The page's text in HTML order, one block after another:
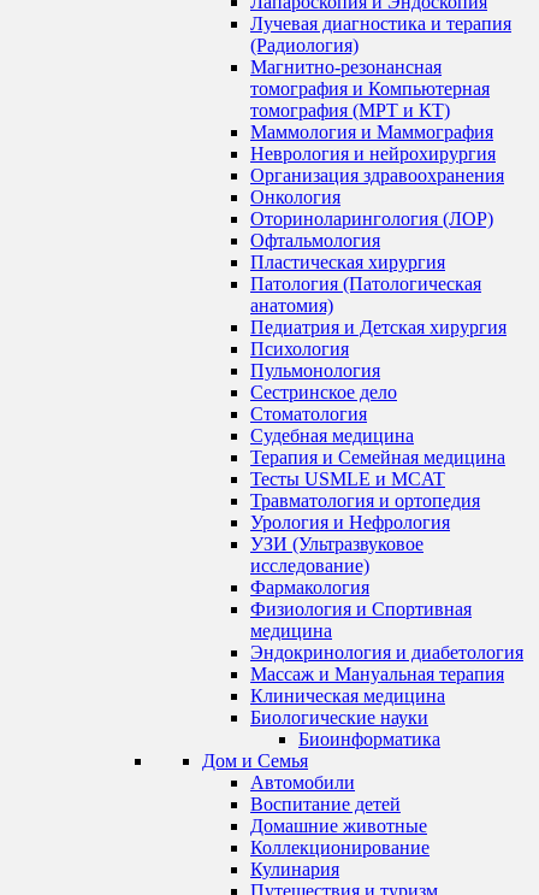
Лучевая диагностика и терапия
(Радиология)
Магнитно-резонансная
томография и Компьютерная
томография (МРТ и КТ)
Маммология и Маммография
Неврология и нейрохирургия
Организация здравоохранения
Онкология
Оториноларингология (ЛОР)
Офтальмология
Пластическая хирургия
Патология (Патологическая
анатомия)
Педиатрия и Детская хирургия
Психология
Пульмонология
Сестринское дело
Стоматология
Судебная медицина
Терапия и Семейная медицина
Тесты USMLE и MCAT
Травматология и ортопедия
Урология и Нефрология
УЗИ (Ультразвуковое
исследование)
Фармакология
Физиология и Спортивная
медицина
Эндокринология и диабетология
Массаж и Мануальная терапия
Клиническая медицина
Биологические науки
Биоинформатика
Дом и Семья
Автомобили
Воспитание детей
Домашние животные
Коллекционирование
Кулинария